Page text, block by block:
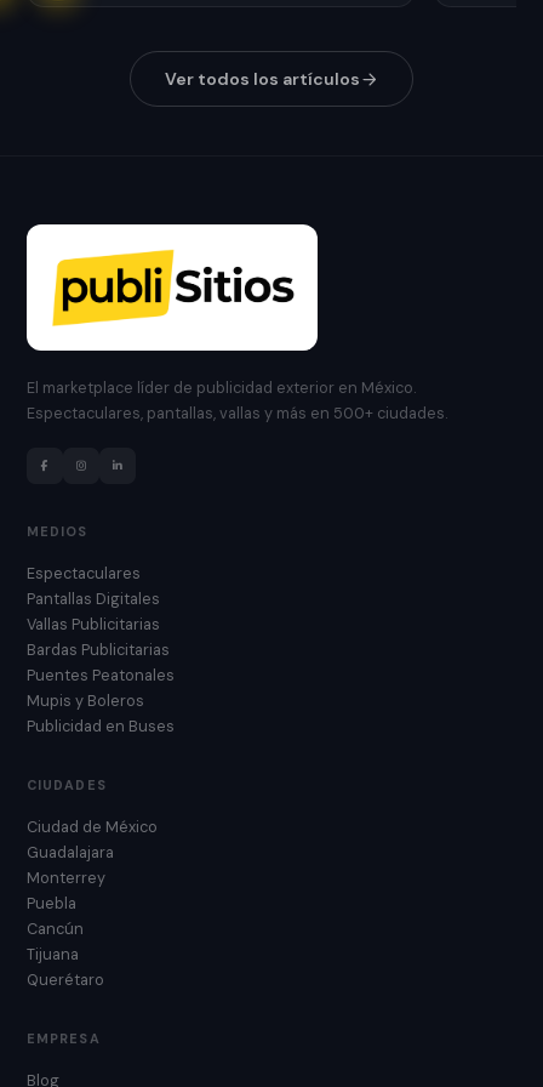
Ver todos los artículos
El marketplace líder de publicidad exterior en México.
Espectaculares, pantallas, vallas y más en 500+ ciudades.
MEDIOS
Espectaculares
Pantallas Digitales
Vallas Publicitarias
Bardas Publicitarias
Puentes Peatonales
Mupis y Boleros
Publicidad en Buses
CIUDADES
Ciudad de México
Guadalajara
Monterrey
Puebla
Cancún
Tijuana
Querétaro
EMPRESA
Blog